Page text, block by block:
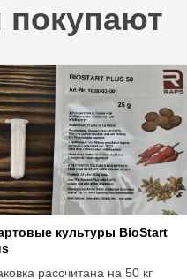
культуры BioStart
рассчитана на 50 кг